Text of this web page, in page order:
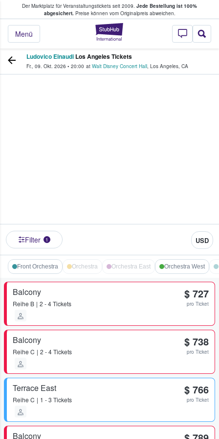
Der Marktplatz für Veranstaltungstickets seit 2009. Jede Bestellung ist 100%
abgesichert.Preise können vom Originalpreis abweichen.
StubHub - Wo
Menü
Tickets kaufen & verkaufen
Ludovico Einaudi Los Angeles Tickets
Fr., 09. Okt. 2026 • 20:00 at Walt Disney Concert Hall, Los Angeles, CA
Filter 1 USD
Front Orchestra Orchestra Orchestra East Orchestra West
Balcony
Reihe B 2 - 4 Tickets
$ 727
pro Ticket
Balcony
Reihe C 2 - 4 Tickets
$ 738
pro Ticket
Terrace East
Reihe C 1 - 3 Tickets
$ 766
pro Ticket
Balcony